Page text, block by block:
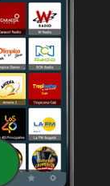
- EP
4